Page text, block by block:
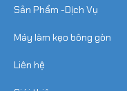
Sản Phẩm -Dịch Vụ
Máy làm kẹo bông gòn
Liên hệ